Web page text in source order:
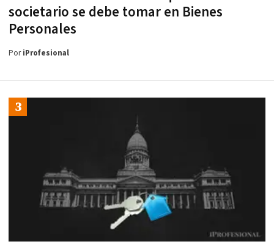
societario se debe tomar en Bienes
Personales
PoriProfesional